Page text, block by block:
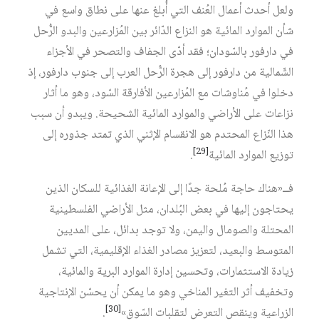
ولعل أحدث أعمال العُنف التي أُبلغ عنها على نطاق واسع في
شأن الموارد المائية هو النزاع الدّائر بين المُزارعين والبدو الرُّحل
في دارفور بالسّودان؛ فقد أدّى الجفاف والتصحر في الأجزاء
الشّمالية من دارفور إلى هجرة الرُّحل العرب إلى جنوب دارفور، إذ
دخلوا في مُناوشات مع المُزارعين الأفارقة السّود، وهو ما أثار
نزاعات على الأراضي والموارد المائية الشحيحة. ويبدو أن سبب
هذا النّزاع المحتدم هو الانقسام الإثني الذي تمتد جذوره إلى
توزيع الموارد المائية‏[29]
.
فــ«هناك حاجة مُلحة جدًا إلى الإعانة الغذائية للسكان الذين
يحتاجون إليها في بعض البُلدان، مثل الأراضي الفلسطينية
المحتلة والصومال واليمن، ولا توجد بدائل، على المديين
المتوسط والبعيد، لتعزيز مصادر الغذاء الإقليمية، التي تشمل
زيادة الاستثمارات، وتحسين إدارة الموارد البرية والمائية،
وتخفيف أثر التغير المناخي وهو ما يمكن أن يحسّن الإنتاجية
الزراعية وينقص التعرض لتقلبات السّوق»‏[30]
.